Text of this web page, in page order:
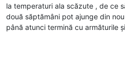
la temperaturi ala scăzute , de ce
două săptămâni pot ajunge din
până atunci termină cu armăturile